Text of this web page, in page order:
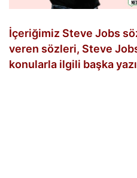
İçeriğimiz Steve Jobs
veren sözleri, Steve
konularla ilgili başka